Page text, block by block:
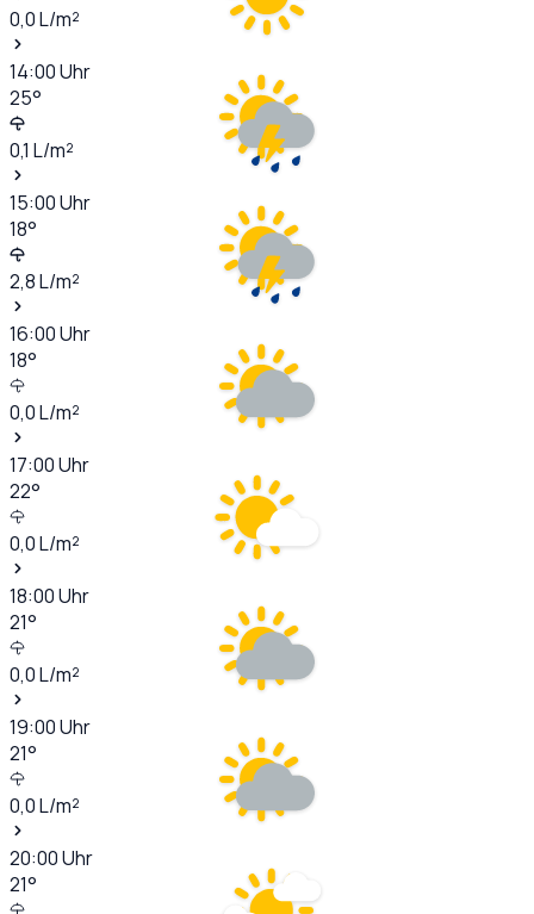
0,0L/m²
14:00Uhr
25°
0,1 L/m²
15:00Uhr
18°
2,8L/m²
16:00Uhr
18°
0,0L/m²
17:00Uhr
22°
0,0L/m²
18:00Uhr
21°
0,0L/m²
19:00Uhr
21°
0,0L/m²
20:00Uhr
21°